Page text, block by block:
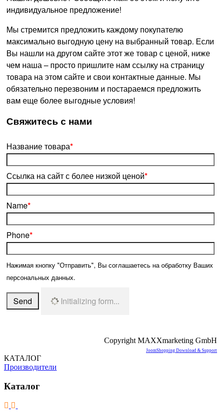
индивидуальное предложение!
Мы стремится предложить каждому покупателю
максимально выгодную цену на выбранный товар. Если
Вы нашли на другом сайте этот же товар с ценой, ниже
чем наша – просто пришлите нам ссылку на страницу
товара на этом сайте и свои контактные данные. Мы
обязательно перезвоним и постараемся предложить
вам еще более выгодные условия!
­Свяжитесь с нами
Название товара*
Ссылка на сайт с более низкой ценой*
Name*
Phone*
Нажимая кнопку "Отправить", Вы соглашаетесь на обработку Ваших
персональных данных.
Send Initializing form...
Copyright MAXXmarketing GmbH
JoomShopping Download & Support
КАТАЛОГ
Производители
Каталог